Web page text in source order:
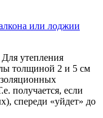
или лоджии
утепления
толщиной 2 и 5 см
получается, если
спереди «уйдет» до